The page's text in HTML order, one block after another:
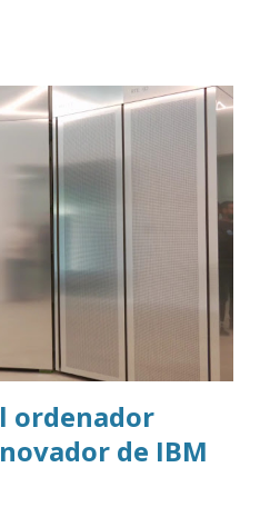
ordenador
de IBM